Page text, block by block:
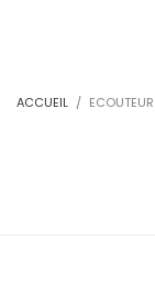
ACCUEIL